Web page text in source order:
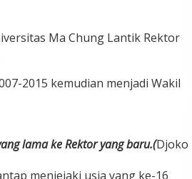
Ma Chung Lantik Rektor
2015 kemudian menjadi Wakil
lama ke Rektor yang baru.(Djoko
menjejaki usia yang ke-16